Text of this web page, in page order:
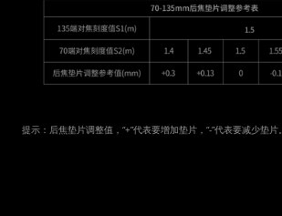
提示：后焦垫片调整值，“+”代表要增加垫片，“-”代表要减少垫片。